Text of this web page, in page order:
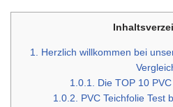
1. Herzlich willkommen bei
1.0.1. Die TOP 10
1.0.2. PVC Teichfolie Test